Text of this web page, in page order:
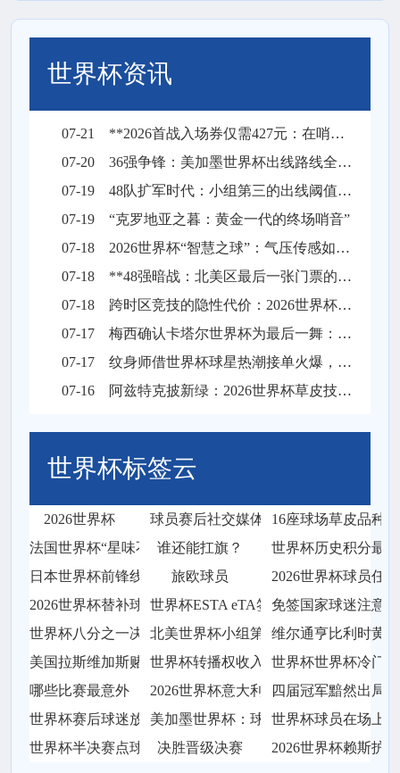
世界杯资讯
07-21
**2026首战入场券仅需427元：在哨响前，让沉默彻底失声**
07-20
36强争锋：美加墨世界杯出线路线全景解构
07-19
48队扩军时代：小组第三的出线阈值与突围逻辑
07-19
“克罗地亚之暮：黄金一代的终场哨音”
07-18
2026世界杯“智慧之球”：气压传感如何实时校准远射飞行轨迹
07-18
**48强暗战：北美区最后一张门票的隐秘角力**
07-18
跨时区竞技的隐性代价：2026世界杯墨西哥城至纽约长途飞行对球员昼夜节律与竞技状态的冲击分析
07-17
梅西确认卡塔尔世界杯为最后一舞：一代球王的终局之战
07-17
纹身师借世界杯球星热潮接单火爆，预约已排至明年
07-16
阿兹特克披新绿：2026世界杯草皮技术升级前瞻
世界杯标签云
2026世界杯 球员赛后社交媒体发长文告别球迷
16座球场草皮品种
法国世界杯“星味不足”？除姆巴佩外
谁还能扛旗？
世界杯历史积分最
日本世界杯前锋线
旅欧球员
2026世界杯球员任
2026世界杯替补球员用平板看直播延迟尖
世界杯ESTA eTA签证申请指南
免签国家球迷注意
世界杯八分之一决赛：法国2比0淘汰波兰
北美世界杯小组第三出线后的跨组对阵
维尔通亨比利时黄
美国拉斯维加斯赌场世界杯期间送避孕套
世界杯转播权收入预计达42世界杯世界杯冷门
哪些比赛最意外
2026世界杯意大利附加赛不敌波黑
四届冠军黯然出局
世界杯赛后球迷放牛进商场美加墨世界杯：球队小组赛后转场48小
世界杯球员在场上
世界杯半决赛点球
决胜晋级决赛 2026世界杯赖斯护